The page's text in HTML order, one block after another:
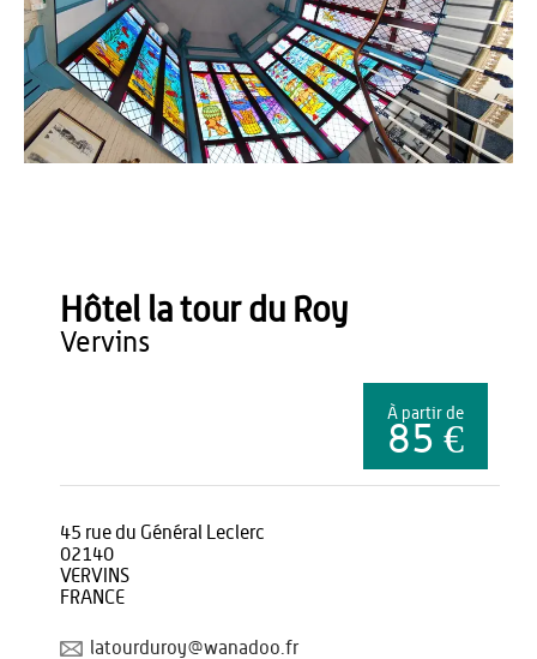
H. Balesse
Hôtel la tour du Roy
vervins
À partir de
85 €
45 rue du Général Leclerc
02140
VERVINS
FRANCE
latourduroy@wanadoo.fr